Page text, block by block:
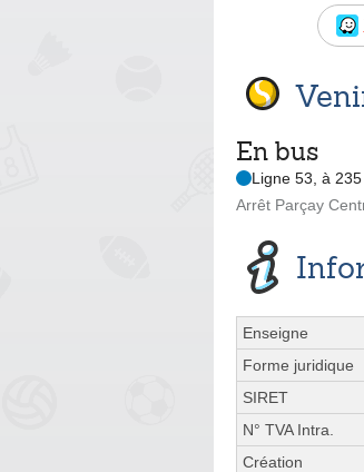
En bus
Ligne 53, à 235
Arrêt Parçay
Enseigne
Forme juridique
SIRET
N° TVA Intra.
Création